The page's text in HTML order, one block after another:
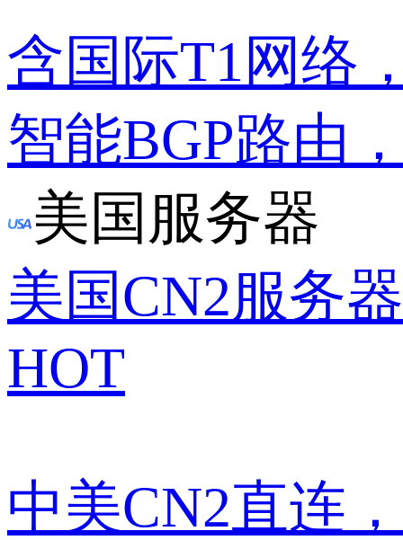
含国际T1网络
智能BGP路由
美国服务器
美国CN2服务器
HOT
中美CN2直连